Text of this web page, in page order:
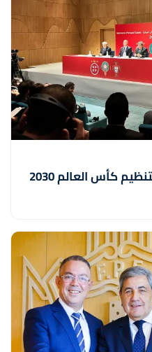
التوقيع على خطاب النوايا لتنظيم كأس العالم 2030